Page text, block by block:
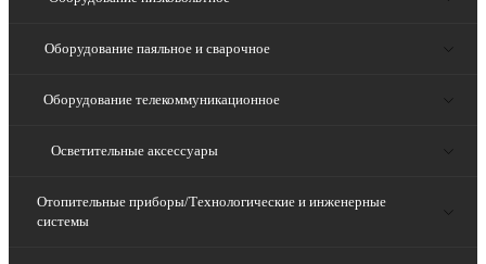
Оборудование паяльное и сварочное
Оборудование телекоммуникационное
Осветительные аксессуары
Отопительные приборы/Технологические и инженерные
системы